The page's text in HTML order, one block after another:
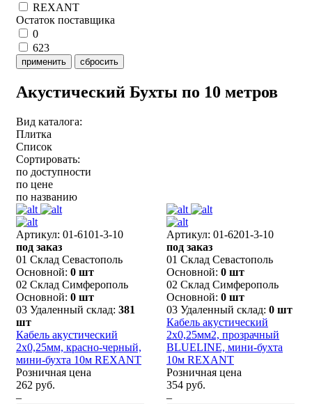
REXANT
Остаток поставщика
0
623
применить сбросить
Акустический Бухты по 10 метров
Вид каталога:
Плитка
Список
Сортировать:
по доступности
по цене
по названию
Артикул: 01-6101-3-10
под заказ
01 Склад Севастополь
Основной: 0 шт
02 Склад Симферополь
Основной: 0 шт
03 Удаленный склад: 381
шт
Кабель акустический
2х0,25мм, красно-черный,
мини-бухта 10м REXANT
Розничная цена
262 руб.
–
Артикул: 01-6201-3-10
под заказ
01 Склад Севастополь
Основной: 0 шт
02 Склад Симферополь
Основной: 0 шт
03 Удаленный склад: 0 шт
Кабель акустический
2х0,25мм2, прозрачный
BLUELINE, мини-бухта
10м REXANT
Розничная цена
354 руб.
–